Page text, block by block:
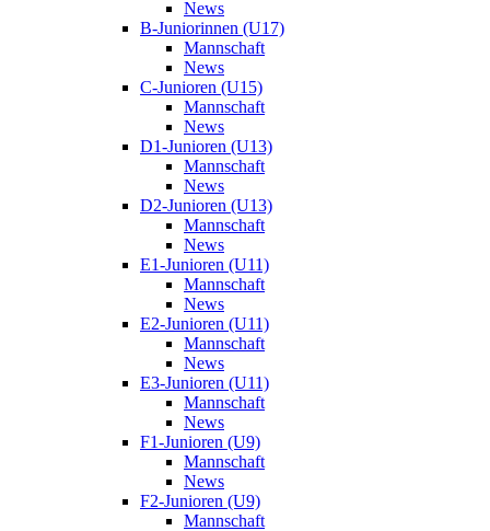
News
B-Juniorinnen (U17)
Mannschaft
News
C-Junioren (U15)
Mannschaft
News
D1-Junioren (U13)
Mannschaft
News
D2-Junioren (U13)
Mannschaft
News
E1-Junioren (U11)
Mannschaft
News
E2-Junioren (U11)
Mannschaft
News
E3-Junioren (U11)
Mannschaft
News
F1-Junioren (U9)
Mannschaft
News
F2-Junioren (U9)
Mannschaft